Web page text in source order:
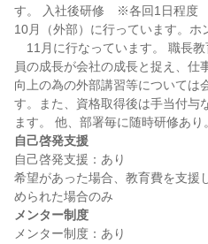
す。 入社後研修　※各回1日程度
10月（外部）に行っています。
11月に行なっています。 職長
員の成長が会社の成長と捉え、仕
向上の為の外部講習等については
す。また、資格取得後は手当付与
自己啓発支援
自己啓発支援：あり
希望があった場合、教育費を支
メンター制度